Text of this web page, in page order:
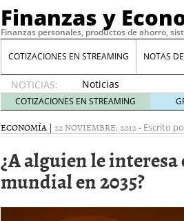
Finanzas y
Finanzas personales, productos de ahorro,
COTIZACIONES EN STREAMING NOTAS
NOTICIAS:
Noticias
de XRP
por qué
las
de
whales
suelen
tarde 16
COTIZACIONES EN STREAMING
ECONOMÍA | 22 NOVIEMBRE, 2012- Escrito
¿A alguien le
mundial en 2035?